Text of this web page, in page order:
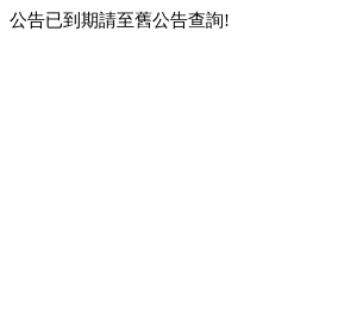
公告已到期請至舊公告查詢!